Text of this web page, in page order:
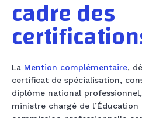
cadre des
La Mention complémentaire,
certificat de spécialisation,
diplôme national
ministre chargé de l’Éducation